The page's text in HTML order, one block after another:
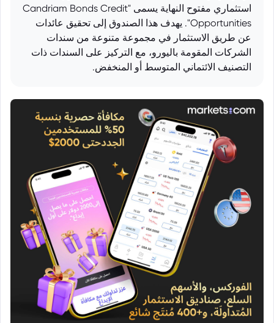
استثماري مفتوح النهاية يسمى "Candriam Bonds Credit
Opportunities". يهدف هذا الصندوق إلى تحقيق عائدات
عن طريق الاستثمار في مجموعة متنوعة من سندات
الشركات المقومة باليورو، مع التركيز على السندات ذات
التصنيف الائتماني المتوسط أو المنخفض.